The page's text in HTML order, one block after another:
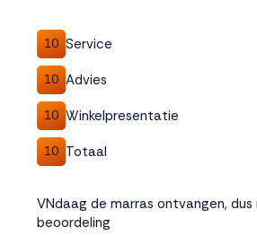
10 Service
10 Advies
10 Winkelpresentatie
10 Totaal
VNdaag de marras ontvangen, dus
beoordeling